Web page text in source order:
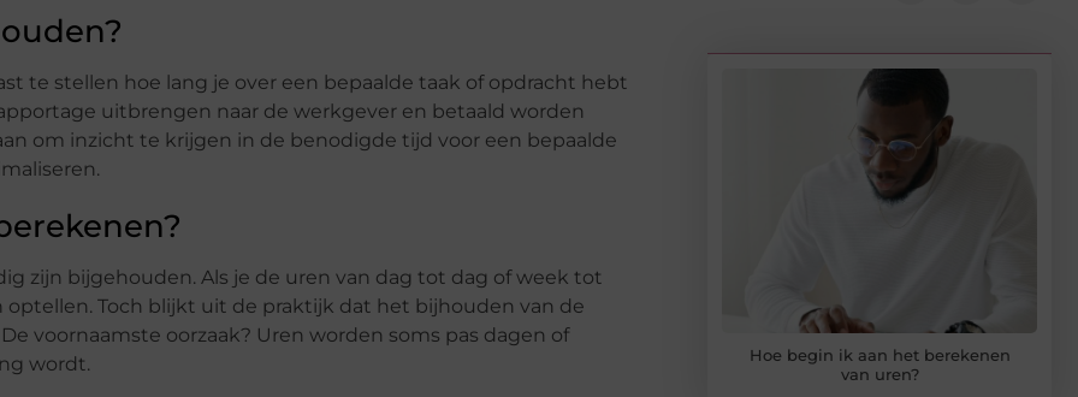
te stellen hoe lang je over een bepaalde taak of opdracht hebt
uitbrengen naar de werkgever en betaald worden
om inzicht te krijgen in de benodigde tijd voor een bepaalde
zijn bijgehouden. Als je de uren van dag tot dag of week tot
Toch blijkt uit de praktijk dat het bijhouden van de
voornaamste oorzaak? Uren worden soms pas dagen of
wordt.
Hoe begin ik aan het berekenen
van uren?